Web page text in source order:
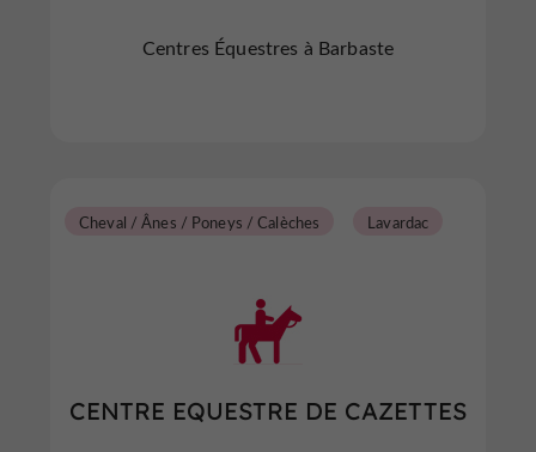
Centres Équestres à Barbaste
CENTRE EQUESTRE DE CAZETTES
Cheval / Ânes / Poneys / Calèches Lavardac